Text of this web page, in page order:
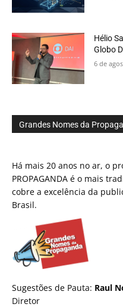
Hélio
Globo
6 de
Grandes Nomes da
Há mais 20 anos no ar, o
PROPAGANDA é o mais
cobre a excelência da
Brasil.
Sugestões de Pauta: Raul
Diretor